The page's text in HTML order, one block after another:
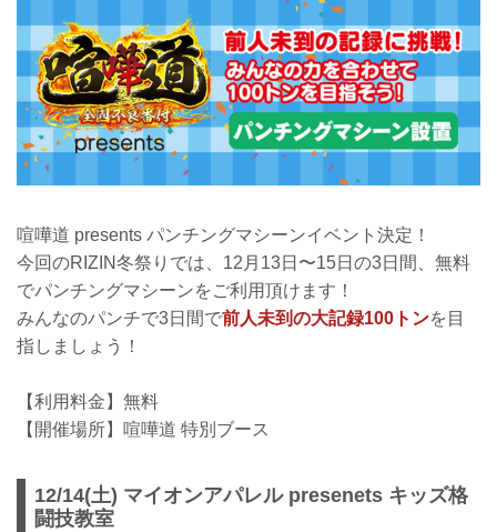
喧嘩道 presents パンチングマシーンイベント決定！
今回のRIZIN冬祭りでは、12月13日〜15日の3日間、無料
でパンチングマシーンをご利用頂けます！
みんなのパンチで3日間で前人未到の大記録100トンを目
指しましょう！
【利用料金】無料
【開催場所】喧嘩道 特別ブース
12/14(土) マイオンアパレル presenets キッズ格
闘技教室